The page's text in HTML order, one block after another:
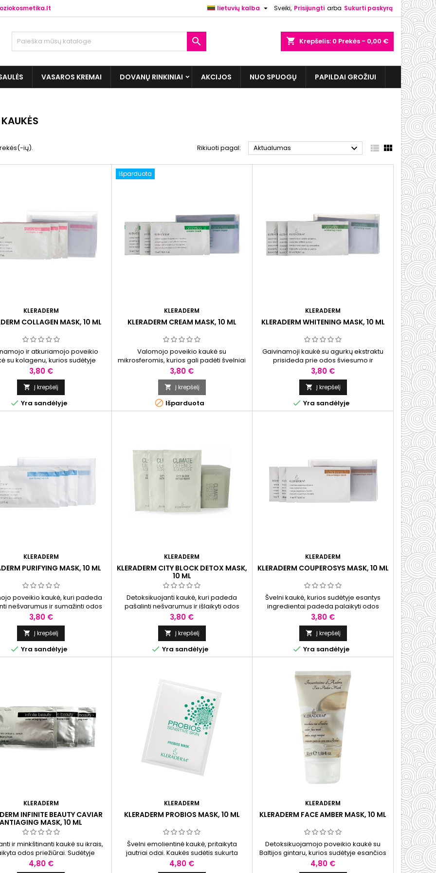
Sveiki, Prisijungti arba Sukurti paskyrą
lietuvių kalba 
shopping_cart Krepšelis: 0 Prekės - 0,00 €

VASAROS KREMAI DOVANŲ RINKINIAI AKCIJOS NUO SPUOGŲ PAPILDAI GROŽIUI
ių). Rikiuoti pagal: Aktualumas   
KLERADERM
COLLAGEN MASK, 10 ML
ir atkuriamojo poveikio
su kolagenu, kurios sudėtyje
medžiagos gali padėti palaikyti
drėgmės pusiausvyrą ir
elastingumą.
Kaina
3,80 €
 Į krepšelį
 Yra sandėlyje
Išparduota
KLERADERM
KLERADERM CREAM MASK, 10 ML
Valomojo poveikio kaukė su
mikrosferomis, kurios gali padėti švelniai
pašalinti odos paviršiuje susikaupusius
nešvarumus.
Kaina
3,80 €
 Į krepšelį
 Išparduota
KLERADERM
KLERADERM WHITENING MASK, 10 ML
Gaivinamoji kaukė su agurkų ekstraktu
prisideda prie odos šviesumo ir
drėkinimo, mažina nuovargio žymes bei
padeda atkurti odos toną ir spindesį.
Kaina
3,80 €
 Į krepšelį
 Yra sandėlyje
KLERADERM
PURIFYING MASK, 10 ML
poveikio kaukė, kuri padeda
nešvarumus ir sumažinti odos
Padeda palaikyti odos švarą ir
jai švelnumo bei komforto.
Kaina
3,80 €
 Į krepšelį
 Yra sandėlyje
KLERADERM
KLERADERM CITY BLOCK DETOX MASK,
10 ML
Detoksikuojanti kaukė, kuri padeda
pašalinti nešvarumus ir išlaikyti odos
švarą. Sudėtis praturtinta ingredientais,
palaikančiais odos drėgmės balansą ir
lygumo pojūtį.
Kaina
3,80 €
 Į krepšelį
 Yra sandėlyje
KLERADERM
KLERADERM COUPEROSYS MASK, 10 ML
Švelni kaukė, kurios sudėtyje esantys
ingredientai padeda palaikyti odos
drėgmę ir švarą. Rekomenduojama
jautriai odai arba odai, linkusiai į
paraudimus.
Kaina
3,80 €
 Į krepšelį
 Yra sandėlyje
KLERADERM
INFINITE BEAUTY CAVIAR
ANTIAGING MASK, 10 ML
ir minkštinanti kaukė su ikrais,
odos priežiūrai. Sudėtyje
ingredientai prisideda prie odos
palaikymo ir padeda išlaikyti
Kaina
4,80 €
KLERADERM
KLERADERM PROBIOS MASK, 10 ML
Švelni emolientinė kaukė, pritaikyta
jautriai odai. Kaukės sudėtis sukurta
siekiant palaikyti odos priežiūrą ir padėti
išlaikyti sveiką odos išvaizdą.
Kaina
4,80 €
KLERADERM
KLERADERM FACE AMBER MASK, 10 ML
Detoksikuojamojo poveikio kaukė su
Baltijos gintaru, kurios sudėtyje esančios
medžiagos prisideda prie odos
priežiūros ir padeda palaikyti sveiką odos
Kaina
4,80 €